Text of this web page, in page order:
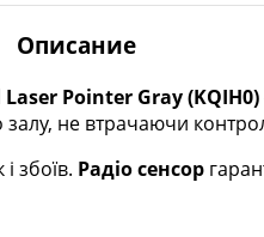
Описание
Pointer Gray (KQIH0)
не втрачаючи
збоїв. Радіо сенсор